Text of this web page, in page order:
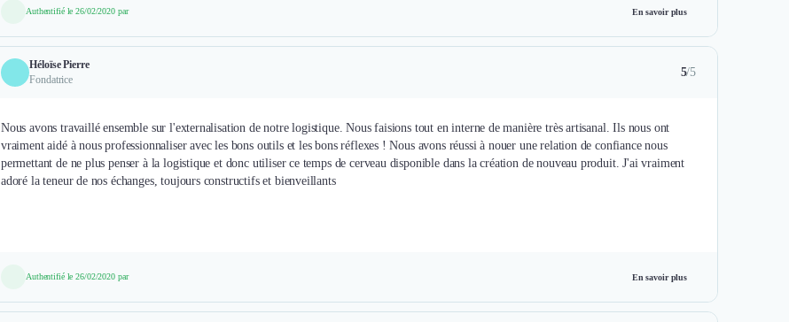
Authentifié le 26/02/2020 par En savoir plus
Héloïse Pierre
Fondatrice
5/5
Nous avons travaillé ensemble sur l'externalisation de notre logistique. Nous faisions tout en interne de manière très artisanal. Ils nous ont
vraiment aidé à nous professionnaliser avec les bons outils et les bons réflexes ! Nous avons réussi à nouer une relation de confiance nous
permettant de ne plus penser à la logistique et donc utiliser ce temps de cerveau disponible dans la création de nouveau produit. J'ai vraiment
adoré la teneur de nos échanges, toujours constructifs et bienveillants
Authentifié le 26/02/2020 par En savoir plus